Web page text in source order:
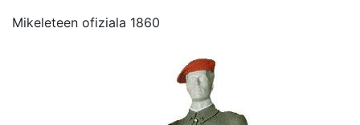
Mikeleteen ofiziala 1860